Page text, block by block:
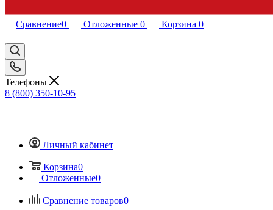
Сравнение0 Отложенные 0 Корзина 0
Телефоны
8 (800) 350-10-95
Личный кабинет
Корзина0
Отложенные0
Сравнение товаров0